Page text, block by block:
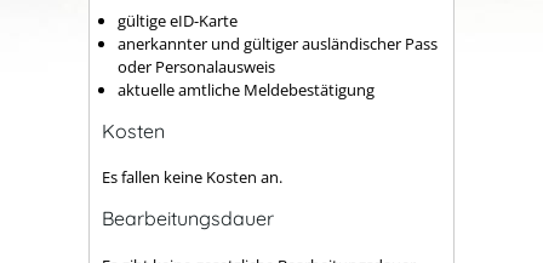
gültige eID-Karte
anerkannter und gültiger ausländischer Pass
oder Personalausweis
aktuelle amtliche Meldebestätigung
Kosten
Es fallen keine Kosten an.
Bearbeitungsdauer